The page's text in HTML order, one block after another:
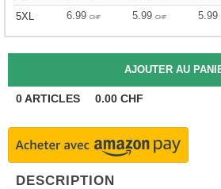
5XL
6.99 CHF 5.99 CHF 5.99
0ARTICLES 0.00 CHF
DESCRIPTION